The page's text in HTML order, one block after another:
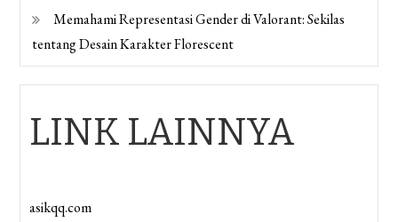
Memahami Representasi Gender di Valorant: Sekilas
tentang Desain Karakter Florescent
LINK LAINNYA
asikqq.com